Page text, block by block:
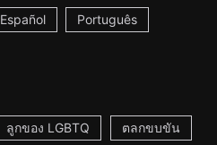
Español Português
ลูกของ LGBTQ ตลกขบขัน